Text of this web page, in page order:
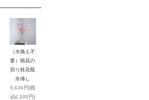
（水換え不
要）桃花の
切り枝花瓶
水挿し
5,636円(税
込6,200円)